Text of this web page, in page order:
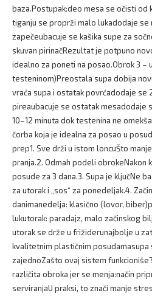
baza.Postupak:deo mesa se očisti od
tiganju se proprži malo lukadodaje se
zapečeubacuje se kašika supe za
skuvan pirinačRezultat je potpuno
idealno za poneti na posao.Obrok 3 –
testeninom)Preostala supa dobija
vraća supa i ostatak povrćadodaje se
pireaubacuje se ostatak mesadodaje
10–12 minuta dok testenina ne
čorba koja je idealna za posao u
prep1. Sve drži u istom loncuŠto
pranja.2. Odmah podeli obrokeNakon
posude za 3 dana.3. Supa je ključNe
za utorak i „sos“ za ponedeljak.4.
danimanedelja: klasično (lovor,
lukutorak: paradajz, malo začinskog
utorak se drže u frižiderunajbolje u
kvalitetnim plastičnim
zajednoZašto ovaj sistem
različita obroka jer se menja:način
serviranjaU praksi, to znači manje